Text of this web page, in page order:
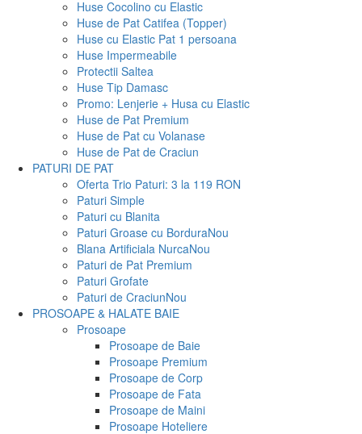
Huse Cocolino cu Elastic
Huse de Pat Catifea (Topper)
Huse cu Elastic Pat 1 persoana
Huse Impermeabile
Protectii Saltea
Huse Tip Damasc
Promo: Lenjerie + Husa cu Elastic
Huse de Pat Premium
Huse de Pat cu Volanase
Huse de Pat de Craciun
PATURI DE PAT
Oferta Trio Paturi: 3 la 119 RON
Paturi Simple
Paturi cu Blanita
Paturi Groase cu BorduraNou
Blana Artificiala NurcaNou
Paturi de Pat Premium
Paturi Grofate
Paturi de CraciunNou
PROSOAPE & HALATE BAIE
Prosoape
Prosoape de Baie
Prosoape Premium
Prosoape de Corp
Prosoape de Fata
Prosoape de Maini
Prosoape Hoteliere